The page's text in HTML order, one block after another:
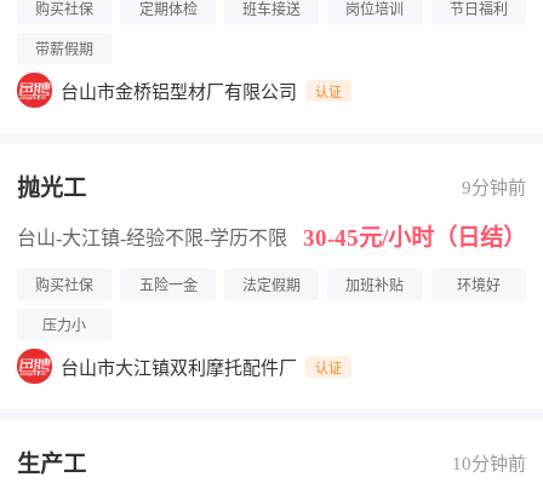
购买社保 定期体检 班车接送 岗位培训 节日福利
带薪假期
台山市金桥铝型材厂有限公司 认证
抛光工 9分钟前
台山-大江镇-经验不限-学历不限 30-45元/小时（日结）
购买社保 五险一金 法定假期 加班补贴 环境好
压力小
台山市大江镇双利摩托配件厂 认证
生产工 10分钟前